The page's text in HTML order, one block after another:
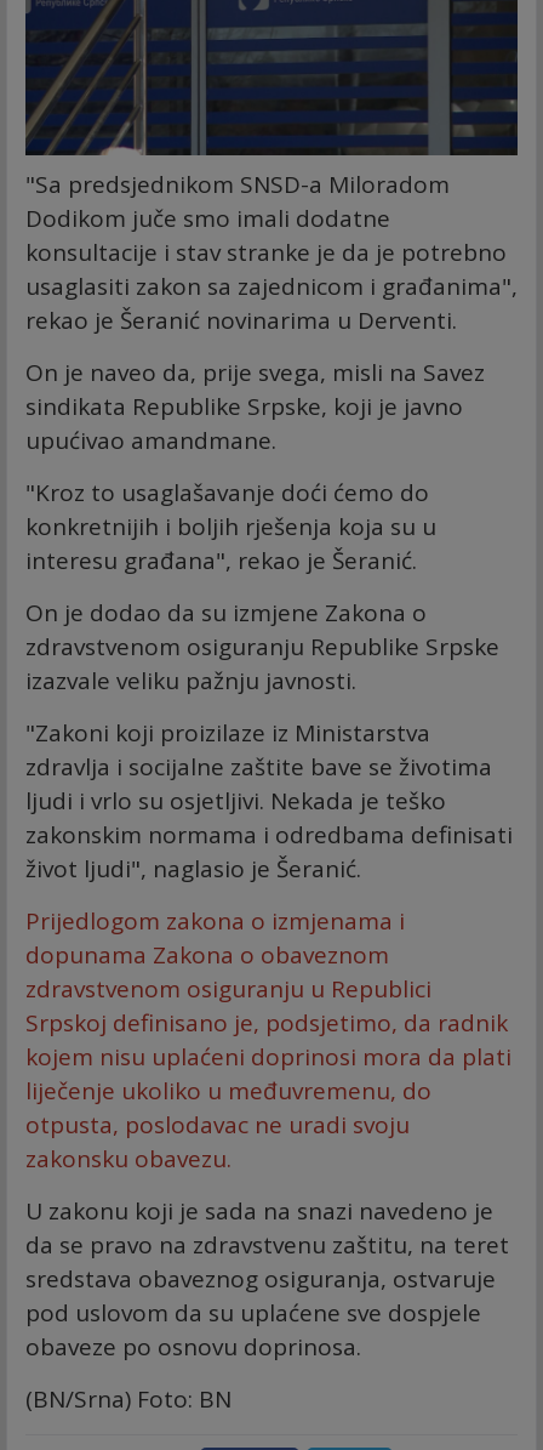
"Sa predsjednikom SNSD-a Miloradom
Dodikom juče smo imali dodatne
konsultacije i stav stranke je da je potrebno
usaglasiti zakon sa zajednicom i građanima",
rekao je Šeranić novinarima u Derventi.
On je naveo da, prije svega, misli na Savez
sindikata Republike Srpske, koji je javno
upućivao amandmane.
"Kroz to usaglašavanje doći ćemo do
konkretnijih i boljih rješenja koja su u
interesu građana", rekao je Šeranić.
On je dodao da su izmjene Zakona o
zdravstvenom osiguranju Republike Srpske
izazvale veliku pažnju javnosti.
"Zakoni koji proizilaze iz Ministarstva
zdravlja i socijalne zaštite bave se životima
ljudi i vrlo su osjetljivi. Nekada je teško
zakonskim normama i odredbama definisati
život ljudi", naglasio je Šeranić.
Prijedlogom zakona o izmjenama i
dopunama Zakona o obaveznom
zdravstvenom osiguranju u Republici
Srpskoj definisano je, podsjetimo, da radnik
kojem nisu uplaćeni doprinosi mora da plati
liječenje ukoliko u međuvremenu, do
otpusta, poslodavac ne uradi svoju
zakonsku obavezu.
U zakonu koji je sada na snazi navedeno je
da se pravo na zdravstvenu zaštitu, na teret
sredstava obaveznog osiguranja, ostvaruje
pod uslovom da su uplaćene sve dospjele
obaveze po osnovu doprinosa.
(BN/Srna) Foto: BN